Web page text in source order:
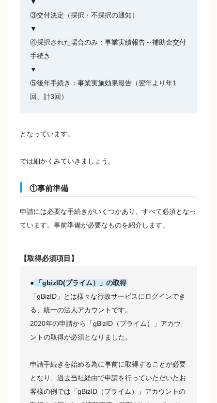
▼
③交付決定（採択・不採択の通知）
▼
④採択された場合のみ：事業実績報告～補助金交付
手続き
▼
⑤後年手続き：事業実施効果報告（翌年より年1
回、計3回）
となっています。
では細かくみていきましょう。
①事前準備
申請には必要な手続きがいくつかあり、すべて必須となっ
ています。事前準備が必要なものを紹介します。
【取得必須項目】
●
「gbizID(プライム）」の取得
「gBizID」とは様々な行政サービスにログインでき
る、統一の法人アカウントです。
2020年の申請から「gBizID（プライム）」アカウ
ントの取得が必須となりました。
申請手続きを始める為に事前に取得することが必要
となり、過去当社経由で申請を行っていただいたお
客様の例では「gBizID（プライム）」アカウントの